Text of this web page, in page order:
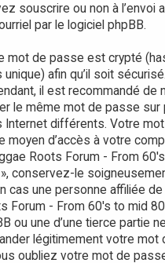
souscrire ou non à l’envoi
par le logiciel phpBB.
mot de passe est crypté
unique) afin qu’il soit sécurisé.
il est recommandé de
le même mot de passe sur
Internet différents. Votre
moyen d’accès à votre
Roots Forum - From
conservez-le
cas une personne affiliée de
Forum - From 60's to mid
ou une d’une tierce partie
légitimement votre mot
oubliez votre mot de